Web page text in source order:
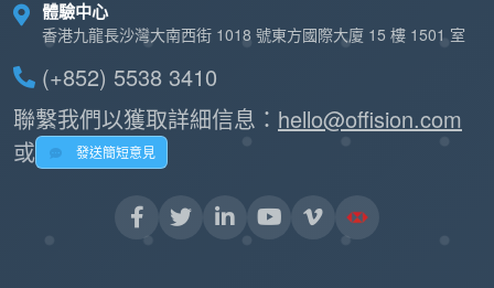
體驗中心
香港九龍長沙灣大南西街 1018 號東方國際大廈 15 樓 1501 室
(+852) 5538 3410
聯繫我們以獲取詳細信息： hello@offision.com
或
發送簡短意見